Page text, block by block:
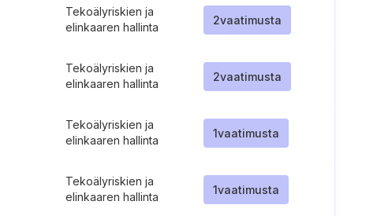
Tekoälyriskien ja
elinkaaren hallinta
2vaatimusta
Tekoälyriskien ja
elinkaaren hallinta
2vaatimusta
Tekoälyriskien ja
elinkaaren hallinta
1vaatimusta
Tekoälyriskien ja
elinkaaren hallinta
1vaatimusta